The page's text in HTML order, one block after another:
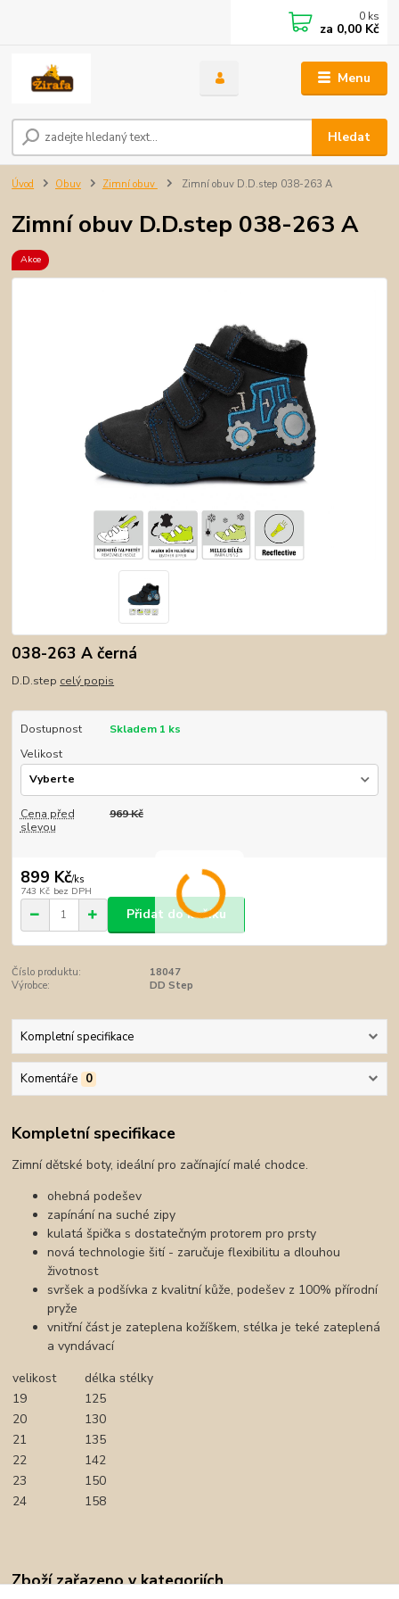
Menu
Hledat
0 ks
za 0,00 Kč
Úvod Obuv Zimní obuv Zimní obuv D.D.step 038-263 A
Zimní obuv D.D.step 038-263 A
Akce
038-263 A černá
D.D.step celý popis
Dostupnost
Skladem 1 ks
Velikost
Cena před
slevou
969 Kč
899 Kč/ks
743 Kč bez DPH
Přidat do košíku
Číslo produktu:
18047
Výrobce:
DD Step
Kompletní specifikace
Komentáře 0
Kompletní specifikace
Zimní dětské boty, ideální pro začínající malé chodce.
ohebná podešev
zapínání na suché zipy
kulatá špička s dostatečným protorem pro prsty
nová technologie šití - zaručuje flexibilitu a dlouhou
životnost
svršek a podšívka z kvalitní kůže, podešev z 100% přírodní
pryže
vnitřní část je zateplena kožíškem, stélka je teké zateplená
a vyndávací
velikost
délka stélky
19
125
20
130
21
135
22
142
23
150
24
158
Zboží zařazeno v kategoriích